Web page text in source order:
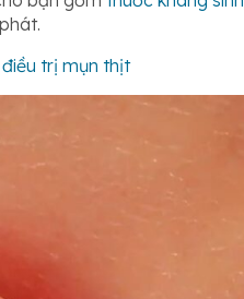
trị mụn thịt